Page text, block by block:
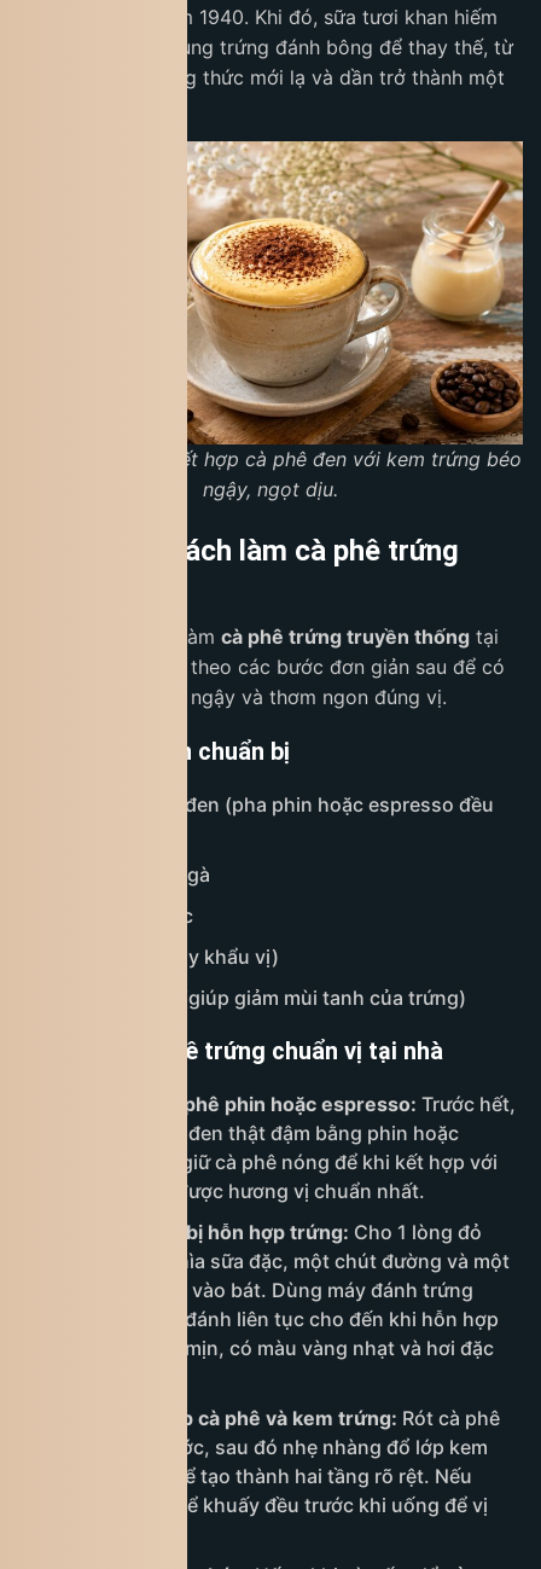
khoảng những năm 1940. Khi đó, sữa tươi khan hiếm
nên người ta đã dùng trứng đánh bông để thay thế, từ
đó tạo ra một công thức mới lạ và dần trở thành một
Cà phê trứng là kết hợp cà phê đen với kem trứng béo
ngậy, ngọt dịu.
Hướng dẫn cách làm cà phê trứng
Nếu bạn muốn tự làm cà phê trứng truyền thống tại
nhà, hãy thực hiện theo các bước đơn giản sau để có
một ly cà phê béo ngậy và thơm ngon đúng vị.
Nguyên liệu cần chuẩn bị
1–2 thìa cà phê đen (pha phin hoặc espresso đều
1 lòng đỏ trứng gà
2–3 thìa sữa đặc
1 thìa đường (tùy khẩu vị)
Một chút muối (giúp giảm mùi tanh của trứng)
Cách làm cà phê trứng chuẩn vị tại nhà
Pha cà phê phin hoặc espresso: Trước hết,
đen thật đậm bằng phin hoặc
espresso. Nên giữ cà phê nóng để khi kết hợp với
kem trứng tạo được hương vị chuẩn nhất.
Bước 2: Chuẩn bị hỗn hợp trứng: Cho 1 lòng đỏ
trứng gà, 2–3 thìa sữa đặc, một chút đường và một
nhúm muối nhỏ vào bát. Dùng máy đánh trứng
hoặc phới lồng đánh liên tục cho đến khi hỗn hợp
bông lên, sánh mịn, có màu vàng nhạt và hơi đặc
Bước 3: Kết hợp cà phê và kem trứng: Rót cà phê
nóng vào ly trước, sau đó nhẹ nhàng đổ lớp kem
trứng lên trên để tạo thành hai tầng rõ rệt. Nếu
thích, bạn có thể khuấy đều trước khi uống để vị